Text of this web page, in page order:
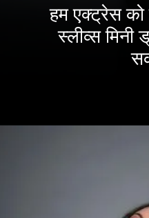
हम एक्ट्रेस को
स्लीव्स